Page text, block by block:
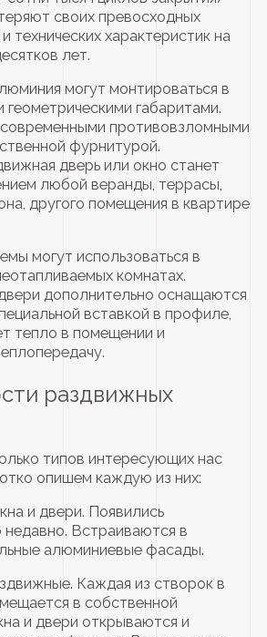
своих превосходных
технических характеристик на
лет.
могут монтироваться в
габаритами.
противовзломными
фурнитурой.
дверь или окно станет
любой веранды, террасы,
другого помещения в квартире
могут использоваться в
комнатах.
дополнительно оснащаются
вставкой в профиле,
тепло в помещении и
раздвижных
типов интересующих нас
опишем каждую из них:
и двери. Появились
недавно. Встраиваются в
алюминиевые фасады.
Каждая из створок в
в собственной
и двери открываются и